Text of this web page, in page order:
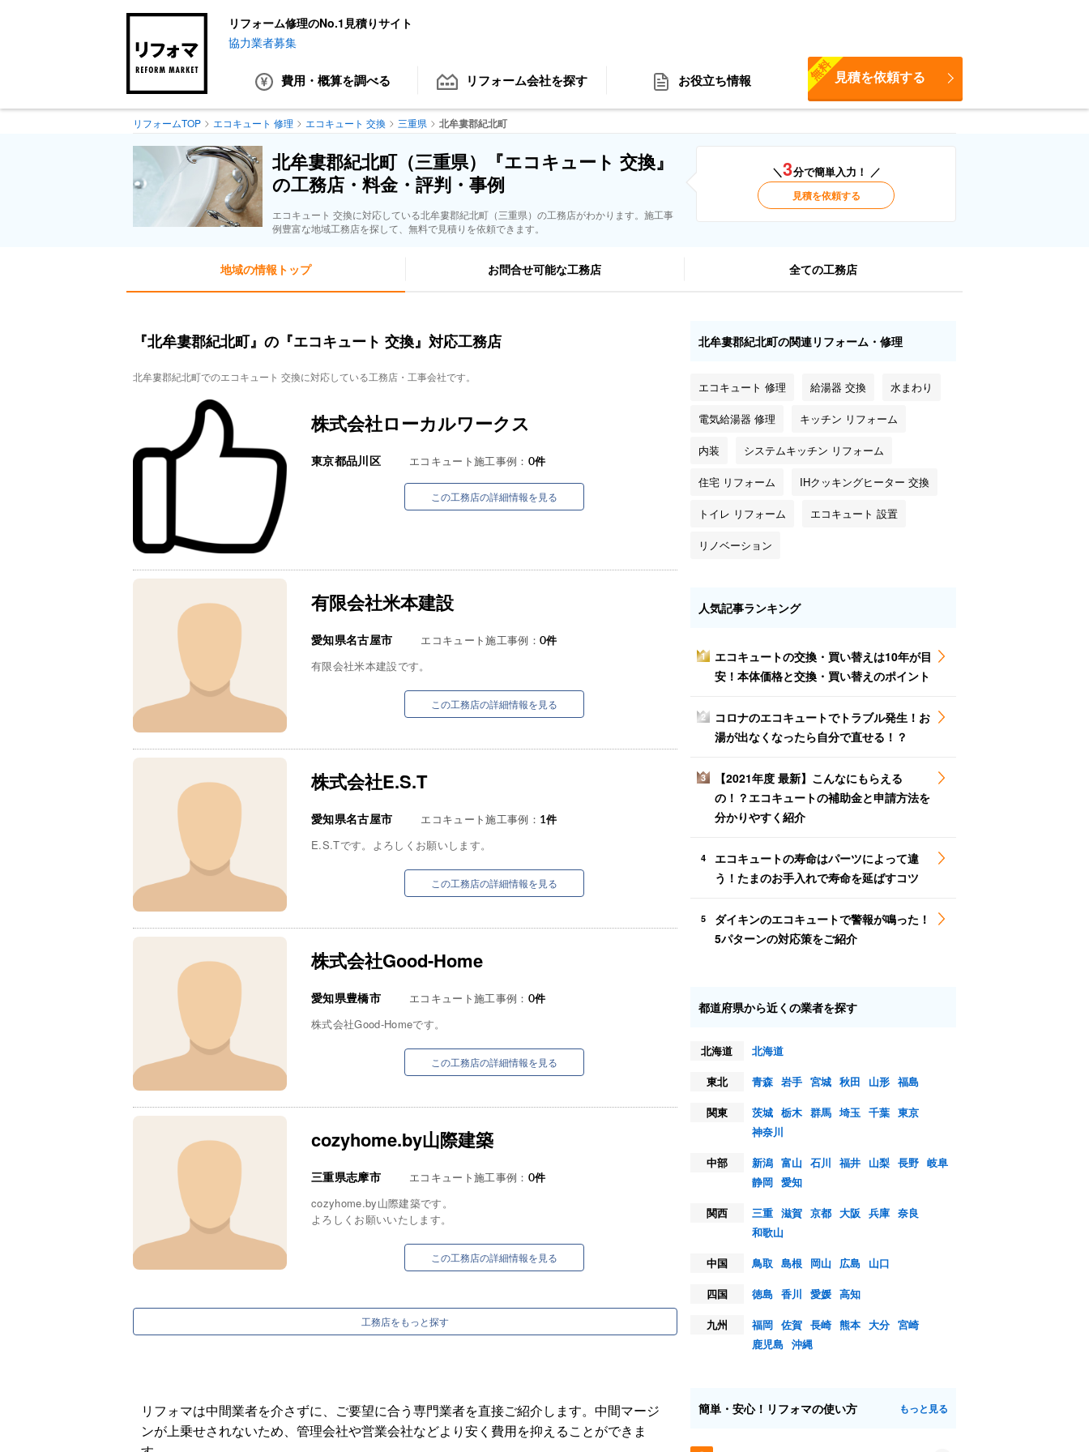
リフォーム修理のNo.1見積りサイト
協力業者募集
費用・概算を調べる リフォーム会社を探す お役立ち情報 見積を依頼する
無料
リフォームTOP エコキュート 修理 エコキュート 交換 三重県 北牟婁郡紀北町
北牟婁郡紀北町（三重県）『エコキュート 交換』
の工務店・料金・評判・事例
エコキュート 交換に対応している北牟婁郡紀北町（三重県）の工務店がわかります。施工事
例豊富な地域工務店を探して、無料で見積りを依頼できます。
＼3分で簡単入力！ ／
見積を依頼する
地域の情報トップ お問合せ可能な工務店 全ての工務店
『北牟婁郡紀北町』の『エコキュート 交換』対応工務店
北牟婁郡紀北町でのエコキュート 交換に対応している工務店・工事会社です。
株式会社ローカルワークス
東京都品川区 エコキュート施工事例： 0件
この工務店の詳細情報を見る
有限会社米本建設
愛知県名古屋市 エコキュート施工事例：0件
有限会社米本建設です。
この工務店の詳細情報を見る
株式会社E.S.T
愛知県名古屋市 エコキュート施工事例： 1件
E.S.Tです。よろしくお願いします。
この工務店の詳細情報を見る
株式会社Good-Home
愛知県豊橋市 エコキュート施工事例： 0件
株式会社Good-Homeです。
この工務店の詳細情報を見る
cozyhome.by山際建築
三重県志摩市 エコキュート施工事例： 0件
cozyhome.by山際建築です。
よろしくお願いいたします。
この工務店の詳細情報を見る
工務店をもっと探す
リフォマは中間業者を介さずに、ご要望に合う専門業者を直接ご紹介します。中間マージ
ンが上乗せされないため、管理会社や営業会社などより安く費用を抑えることができま
北牟婁郡紀北町の関連リフォーム・修理
エコキュート 修理 給湯器 交換 水まわり
電気給湯器 修理 キッチン リフォーム
内装 システムキッチン リフォーム
住宅 リフォーム IHクッキングヒーター 交換
トイレ リフォーム エコキュート 設置
リノベーション
人気記事ランキング
1
エコキュートの交換・買い替えは10年が目
安！本体価格と交換・買い替えのポイント
2
コロナのエコキュートでトラブル発生！お
湯が出なくなったら自分で直せる！？
3
【2021年度 最新】こんなにもらえる
の！？エコキュートの補助金と申請方法を
分かりやすく紹介
4
エコキュートの寿命はパーツによって違
う！たまのお手入れで寿命を延ばすコツ
5
ダイキンのエコキュートで警報が鳴った！
5パターンの対応策をご紹介
都道府県から近くの業者を探す
北海道
北海道
東北
青森 岩手 宮城 秋田 山形 福島
関東
茨城 栃木 群馬 埼玉 千葉 東京
神奈川
中部
新潟 富山 石川 福井 山梨 長野 岐阜
静岡 愛知
関西
三重 滋賀 京都 大阪 兵庫 奈良
和歌山
中国
鳥取 島根 岡山 広島
山口
四国
徳島 香川 愛媛 高知
九州
福岡 佐賀 長崎 熊本 大分 宮崎
鹿児島 沖縄
簡単・安心！リフォマの使い方 もっと見る